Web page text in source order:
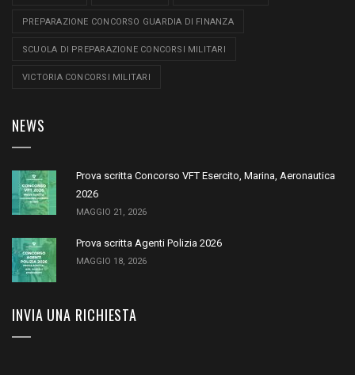
PREPARAZIONE CONCORSO GUARDIA DI FINANZA
SCUOLA DI PREPARAZIONE CONCORSI MILITARI
VICTORIA CONCORSI MILITARI
NEWS
Prova scritta Concorso VFT Esercito, Marina, Aeronautica
2026
MAGGIO 21, 2026
Prova scritta Agenti Polizia 2026
MAGGIO 18, 2026
INVIA UNA RICHIESTA